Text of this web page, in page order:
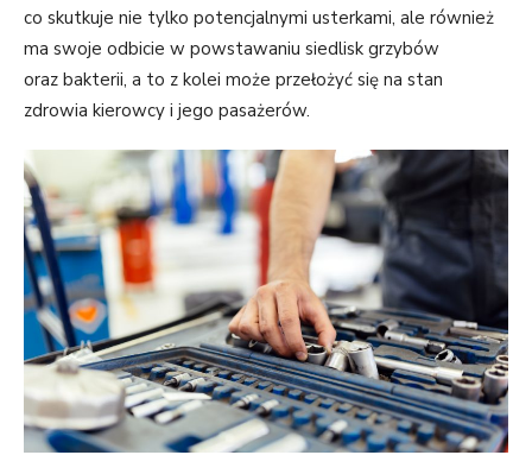
co skutkuje nie tylko potencjalnymi usterkami, ale również
ma swoje odbicie w powstawaniu siedlisk grzybów
oraz bakterii, a to z kolei może przełożyć się na stan
zdrowia kierowcy i jego pasażerów.